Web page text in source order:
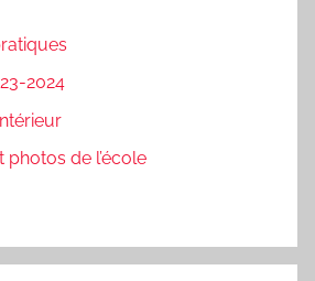
2024
photos de l’école